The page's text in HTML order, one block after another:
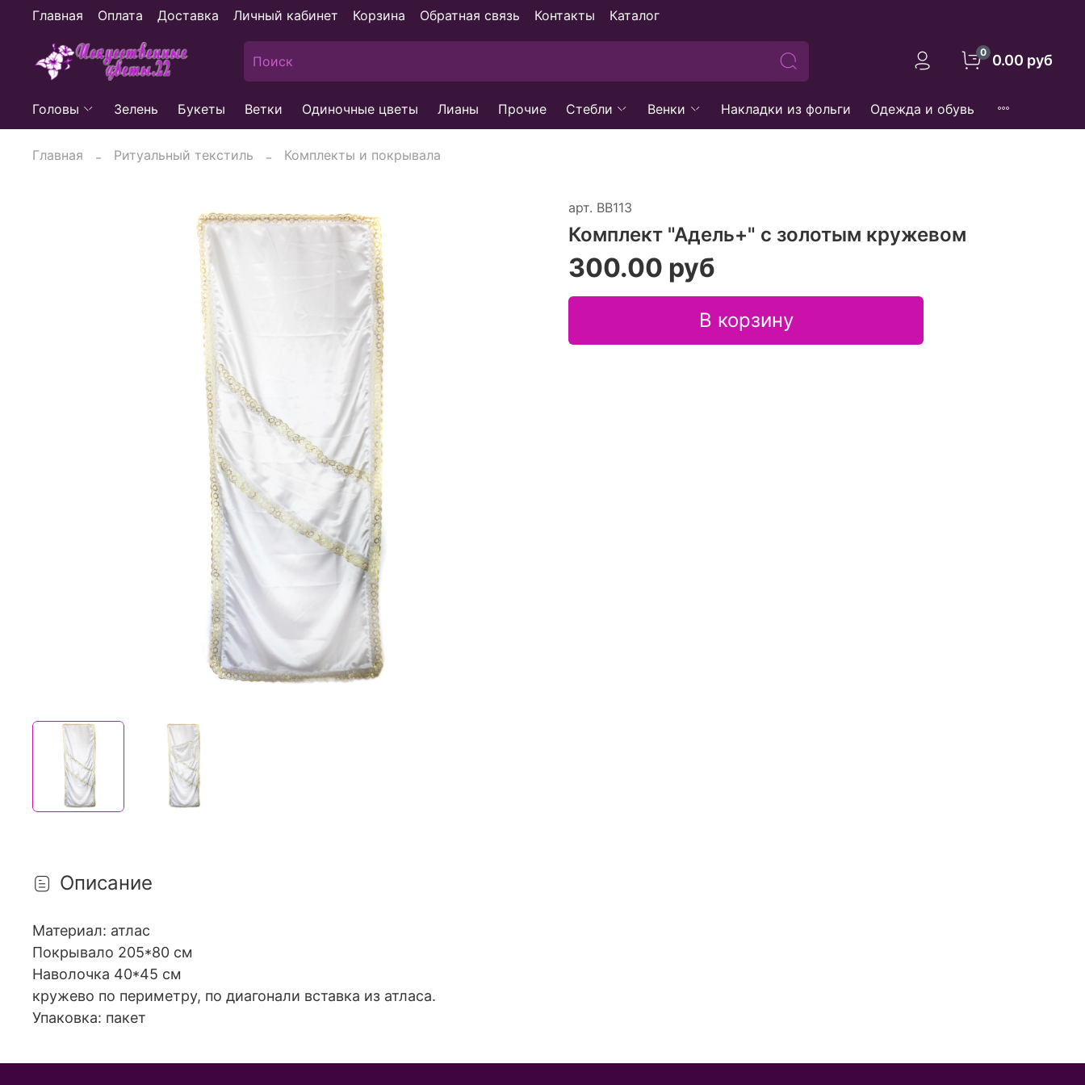
Главная Оплата Доставка Личный кабинет Корзина Обратная связь Контакты Каталог
0 0.00 руб
Головы Зелень Букеты Ветки Одиночные цветы Лианы Прочие Стебли Венки Накладки из фольги Одежда и обувь
Главная Ритуальный текстиль Комплекты и покрывала
арт. ВВ113
Комплект "Адель+" с золотым кружевом
300.00 руб
В корзину
Описание
Материал: атлас
Покрывало 205*80 см
Наволочка 40*45 см
кружево по периметру, по диагонали вставка из атласа.
Упаковка: пакет